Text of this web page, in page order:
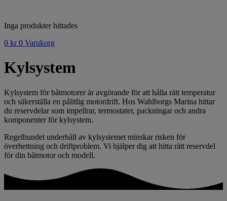
Inga produkter hittades
0 kr 0 Varukorg
Kylsystem
Kylsystem för båtmotorer är avgörande för att hålla rätt temperatur
och säkerställa en pålitlig motordrift. Hos Wahlborgs Marina hittar
du reservdelar som impellrar, termostater, packningar och andra
komponenter för kylsystem.
Regelbundet underhåll av kylsystemet minskar risken för
överhettning och driftproblem. Vi hjälper dig att hitta rätt reservdel
för din båtmotor och modell.